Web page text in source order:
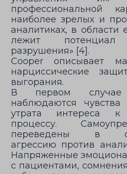
профессиональной
наиболее зрелых и
аналитиках, в области
лежит
разрушения» [4].
Cooper описывает
нарциссические
выгорания.
В первом
наблюдаются
утрата интереса к
процессу.
переведены в
агрессию против
Напряженные
с пациентами,